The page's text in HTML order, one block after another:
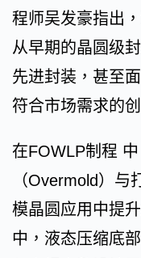
程师吴发豪指出
从早期的晶圆级
先进封装，甚至
符合市场需求的
在FOWLP制程
（Overmold）
模晶圆应用中提
中，液态压缩底